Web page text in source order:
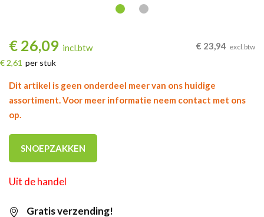
€ 26,09 incl.btw
€ 2,61 per stuk
€ 23,94 excl.btw
Dit artikel is geen onderdeel meer van ons huidige
assortiment. Voor meer informatie neem contact met ons
op.
SNOEPZAKKEN
Uit de handel
Gratis verzending!